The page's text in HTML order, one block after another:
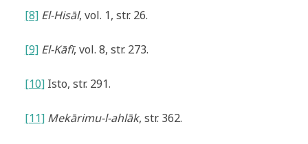
[8] El-Hisāl, vol. 1, str. 26.
[9] El-Kāfī, vol. 8, str. 273.
[10]Isto, str. 291.
[11] Mekārimu-l-ahlāk, str. 362.